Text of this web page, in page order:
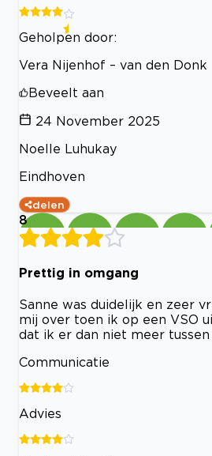
Geholpen door:
Vera Nijenhof – van den Donk
Beveelt aan
24 November 2025
Noelle Luhukay
Eindhoven
delen
8
Prettig in omgang
Sanne was duidelijk en zeer
mij over toen ik op een VSO
dat ik er dan niet meer tussen
Communicatie
Advies